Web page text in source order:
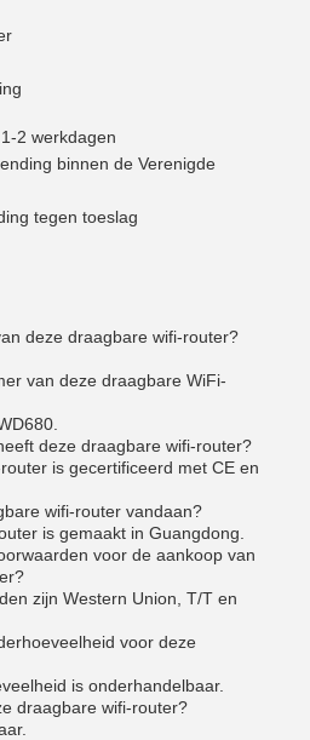
2 werkdagen
binnen de Verenigde
tegen toeslag
deze draagbare wifi-router?
van deze draagbare WiFi-
deze draagbare wifi-router?
is gecertificeerd met CE en
wifi-router vandaan?
is gemaakt in Guangdong.
voor de aankoop van
zijn Western Union, T/T en
voor deze
is onderhandelbaar.
draagbare wifi-router?